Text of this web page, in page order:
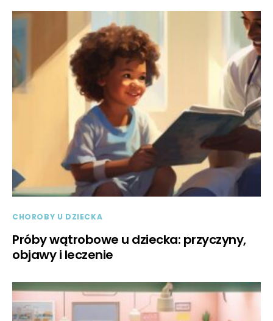
CHOROBY U DZIECKA
Próby wątrobowe u dziecka: przyczyny,
objawy i leczenie